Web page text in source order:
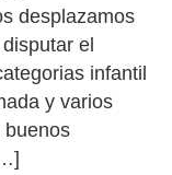
desplazamos
el
infantil
y varios
buenos